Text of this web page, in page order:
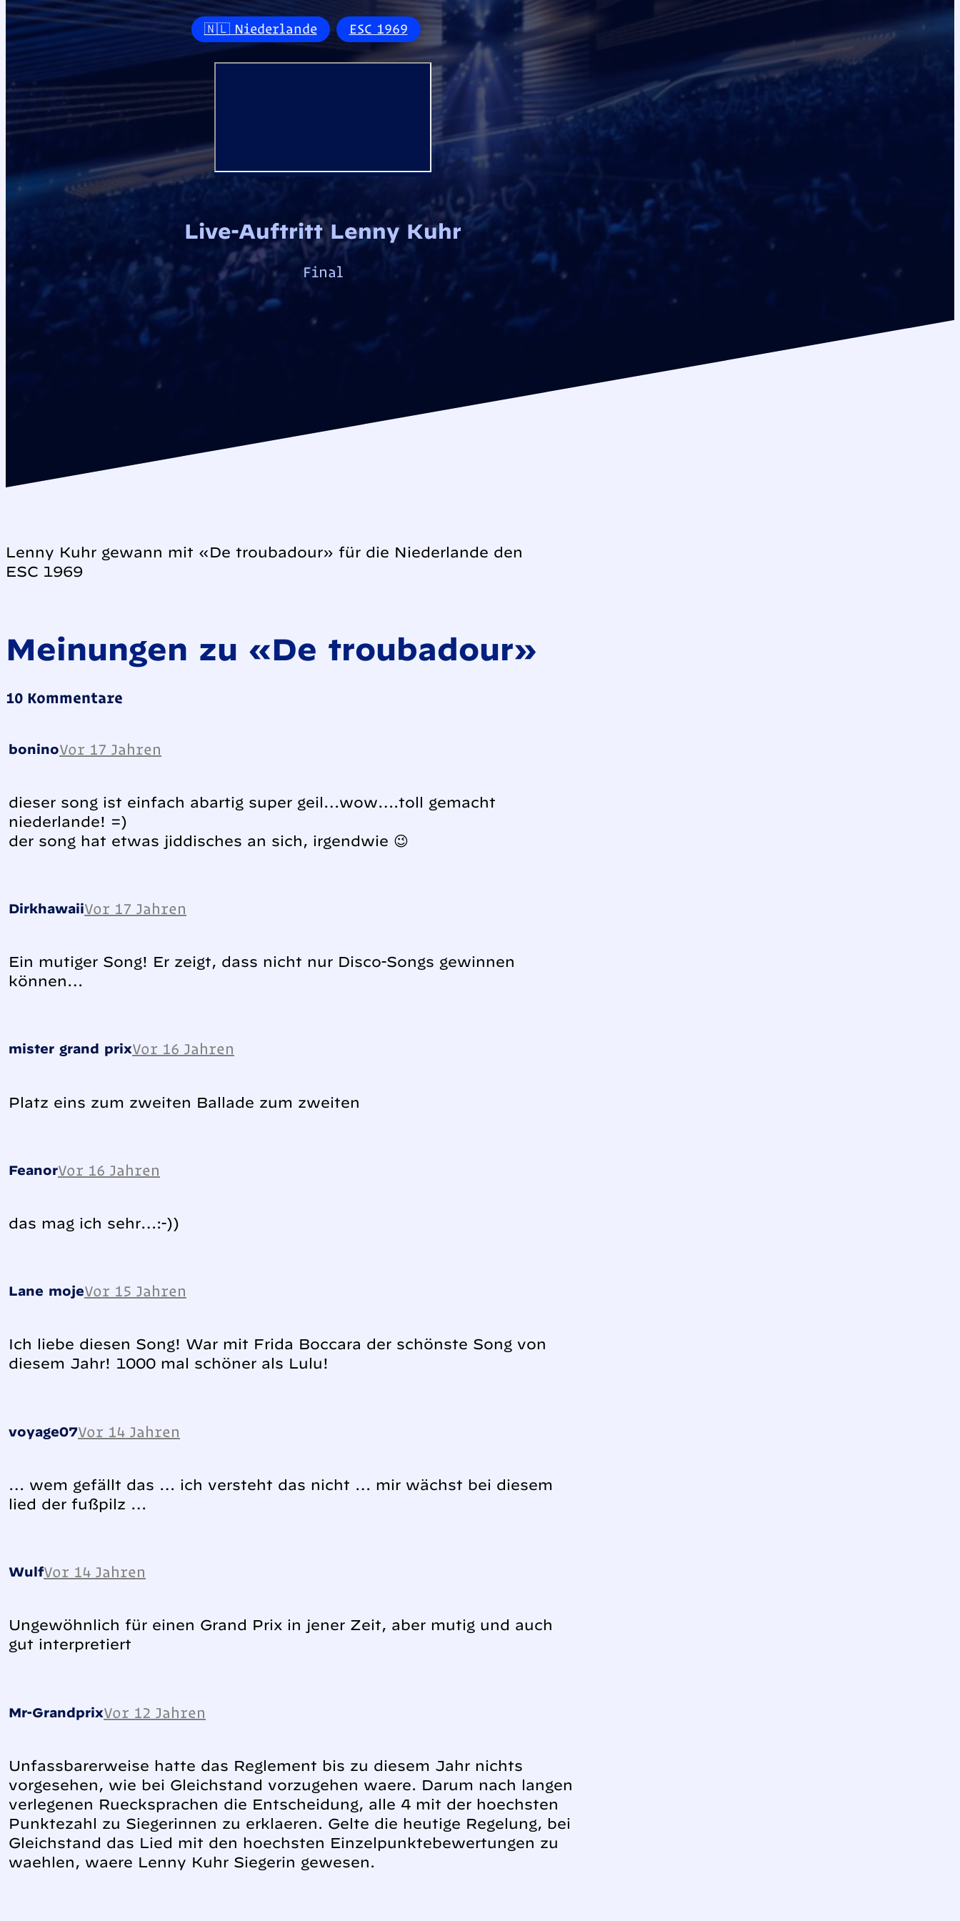
🇳🇱 Niederlande ESC 1969
Live-Auftritt Lenny Kuhr
Final
Lenny Kuhr gewann mit «De troubadour» für die Niederlande den
ESC 1969
Meinungen zu «De troubadour»
10 Kommentare
boninoVor 17 Jahren
dieser song ist einfach abartig super geil…wow….toll gemacht
niederlande! =)
der song hat etwas jiddisches an sich, irgendwie 😉
DirkhawaiiVor 17 Jahren
Ein mutiger Song! Er zeigt, dass nicht nur Disco-Songs gewinnen
können…
mister grand prixVor 16 Jahren
Platz eins zum zweiten Ballade zum zweiten
FeanorVor 16 Jahren
das mag ich sehr…:-))
Lane mojeVor 15 Jahren
Ich liebe diesen Song! War mit Frida Boccara der schönste Song von
diesem Jahr! 1000 mal schöner als Lulu!
voyage07Vor 14 Jahren
… wem gefällt das … ich versteht das nicht … mir wächst bei diesem
lied der fußpilz …
WulfVor 14 Jahren
Ungewöhnlich für einen Grand Prix in jener Zeit, aber mutig und auch
gut interpretiert
Mr-GrandprixVor 12 Jahren
Unfassbarerweise hatte das Reglement bis zu diesem Jahr nichts
vorgesehen, wie bei Gleichstand vorzugehen waere. Darum nach langen
verlegenen Ruecksprachen die Entscheidung, alle 4 mit der hoechsten
Punktezahl zu Siegerinnen zu erklaeren. Gelte die heutige Regelung, bei
Gleichstand das Lied mit den hoechsten Einzelpunktebewertungen zu
waehlen, waere Lenny Kuhr Siegerin gewesen.